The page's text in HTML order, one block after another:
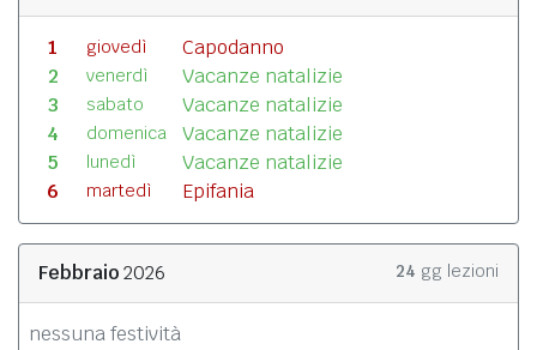
1 giovedì
Capodanno
2
venerdì
Vacanze natalizie
3
sabato
Vacanze natalizie
4
domenica
Vacanze natalizie
5
lunedì
Vacanze natalizie
6
martedì Epifania
Febbraio2026 24 gg lezioni
nessuna festività